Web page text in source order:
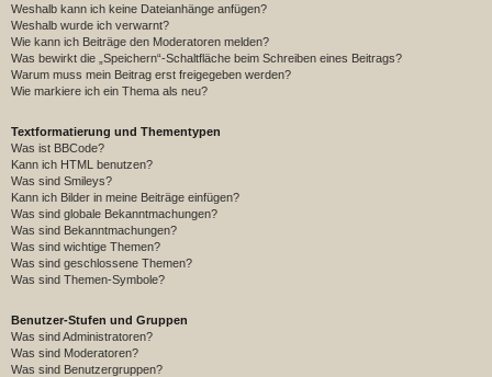
Weshalb kann ich keine Dateianhänge anfügen?
Weshalb wurde ich verwarnt?
Wie kann ich Beiträge den Moderatoren melden?
Was bewirkt die „Speichern“-Schaltfläche beim Schreiben eines Beitrags?
Warum muss mein Beitrag erst freigegeben werden?
Wie markiere ich ein Thema als neu?
Textformatierung und Thementypen
Was ist BBCode?
Kann ich HTML benutzen?
Was sind Smileys?
Kann ich Bilder in meine Beiträge einfügen?
Was sind globale Bekanntmachungen?
Was sind Bekanntmachungen?
Was sind wichtige Themen?
Was sind geschlossene Themen?
Was sind Themen-Symbole?
Benutzer-Stufen und Gruppen
Was sind Administratoren?
Was sind Moderatoren?
Was sind Benutzergruppen?